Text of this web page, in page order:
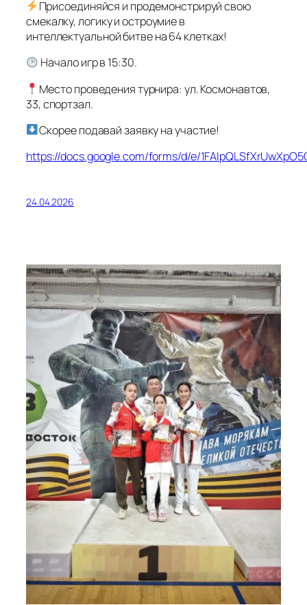
Присоединяйся и продемонстрируй свою
смекалку, логику и остроумие в
интеллектуальной битве на 64 клетках!
Начало игр в 15:30.
Место проведения турнира: ул. Космонавтов,
33, спортзал.
Скорее подавай заявку на участие!
https://docs.google.com/forms/d/e/
24.04.2026